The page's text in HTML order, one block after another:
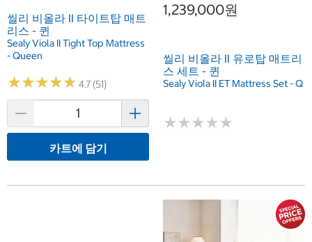
씰리 비올라 II 타이트탑 매트
리스 - 퀸
Sealy Viola II Tight Top Mattress
- Queen
★★★★★
★★★★★ 4.7 (51)
카트에 담기
1,239,000원
씰리 비올라 II 유로탑 매트리
스 세트 - 퀸
Sealy Viola II ET Mattress Set - Q
★★★★★
★★★★★